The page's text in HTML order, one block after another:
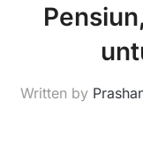
Written by